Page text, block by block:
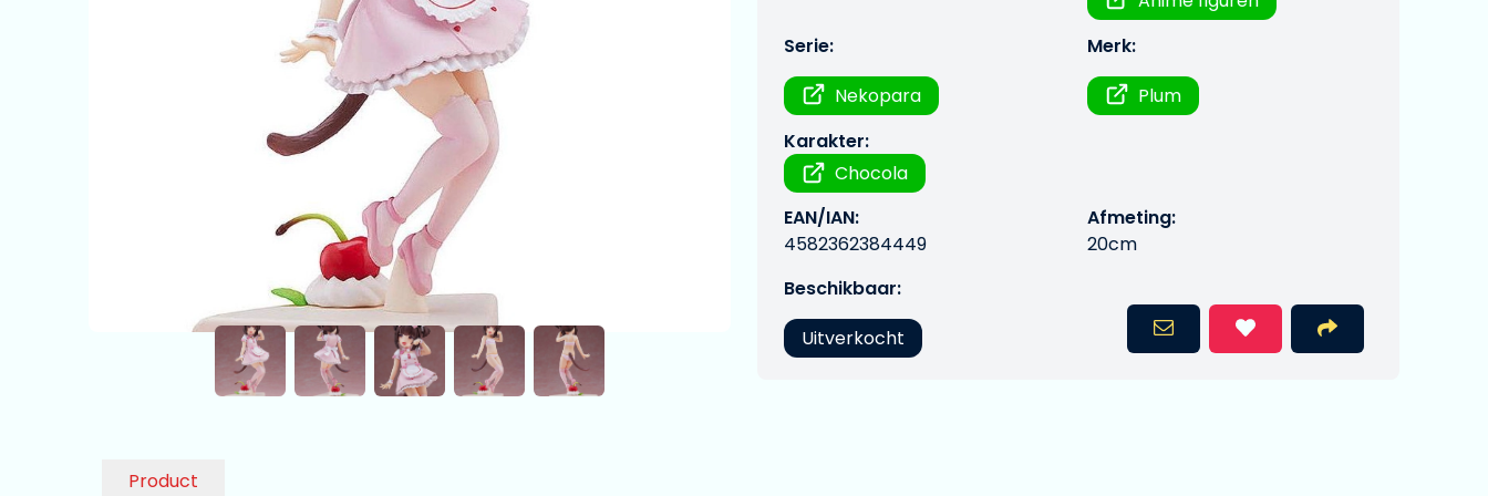
Serie:
Nekopara
Merk:
Plum
Karakter:
Chocola
EAN/IAN:
4582362384449
Afmeting:
20cm
Beschikbaar:
Uitverkocht
Product